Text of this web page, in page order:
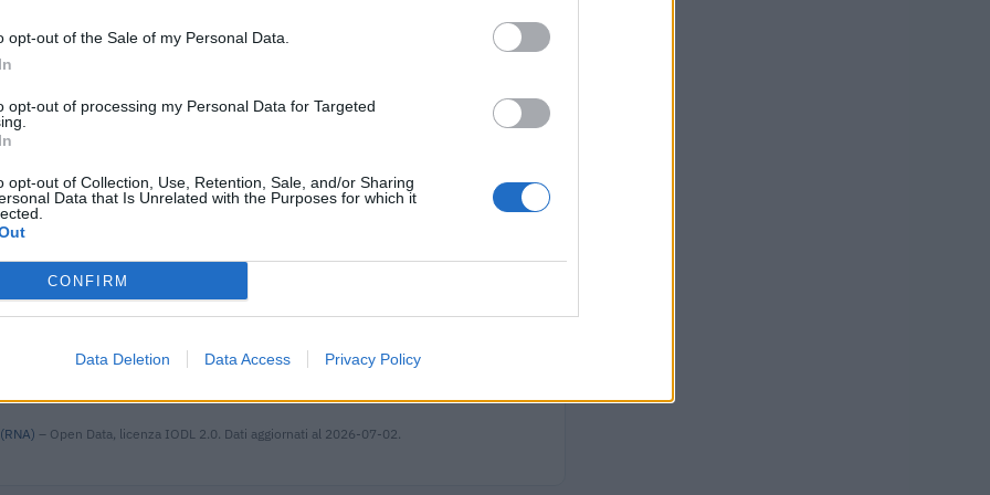
opt-out of the Sale of my Personal Data.
opt-out of processing my Personal Data for Targeted
opt-out of Collection, Use, Retention, Sale, and/or Sharing
Data that Is Unrelated with the Purposes for which it
CONFIRM
Data Deletion Data Access Privacy Policy
a seguito
di
agenzia delle entrate 4.250 euro
previdenziali
di cassa
2.671 euro
LA
21
REGIONE PIEMONTE - DIREZIONE
462 euro
di nuovi
parte delle
Italy - Dipartimento per le politiche per
di stato SA.
Banca del Mezzogiorno MedioCredito
– Open Data, licenza IODL 2.0. Dati aggiornati al 2026-07-02.